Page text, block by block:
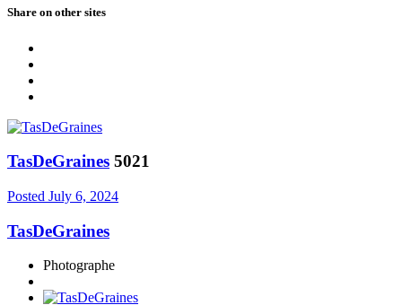
Share on other sites
TasDeGraines 5021
Posted July 6, 2024
TasDeGraines
Photographe